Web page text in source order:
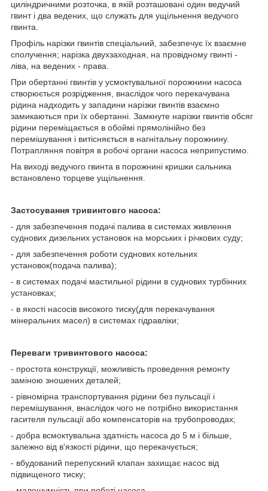
циліндричними розточка, в якій розташовані один ведучий
гвинт і два ведених, що служать для ущільнення ведучого
гвинта.
Профіль нарізки гвинтів спеціальний, забезпечує їх взаємне
сполучення; нарізка двухзаходная, на провідному гвинті -
ліва, на ведених - права.
При обертанні гвинтів у усмоктувальної порожнини насоса
створюється розрідження, внаслідок чого перекачувана
рідина надходить у западини нарізки гвинтів взаємно
замикаються при їх обертанні. Замкнуте нарізки гвинтів обсяг
рідини переміщається в обоймі прямолінійно без
перемішування і витісняється в нагнітальну порожнину.
Потрапляння повітря в робочі органи насоса неприпустимо.
На виході ведучого гвинта в порожнині кришки сальника
встановлено торцеве ущільнення.
Застосування тривинтовго насоса:
- для забезпечення подачі палива в системах живлення
суднових дизельних установок на морських і річкових суду;
- для забезпечення роботи суднових котельних
установок(подача палива);
- в системах подачі мастильної рідини в суднових турбінних
установках;
- в якості насосів високого тиску(для перекачування
мінеральних масел) в системах гідравліки;
Переваги тривинтового насоса:
- простота конструкції, можливість проведення ремонту
заміною зношених деталей;
- рівномірна транспортування рідини без пульсації і
перемішування, внаслідок чого не потрібно використання
гасителя пульсації або компенсаторів на трубопроводах;
- добра всмоктувальна здатність насоса до 5 м і більше,
залежно від в'язкості рідини, що перекачується;
- вбудований перепускний клапан захищає насос від
підвищеного тиску;